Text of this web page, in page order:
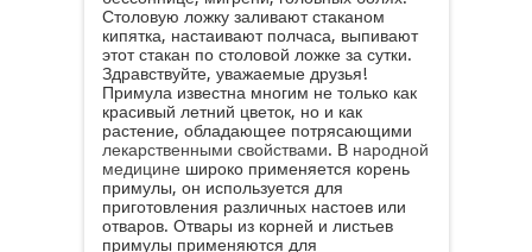
Столовую ложку заливают стаканом
кипятка, настаивают полчаса, выпивают
этот стакан по столовой ложке за сутки.
Здравствуйте, уважаемые друзья!
Примула известна многим не только как
красивый летний цветок, но и как
растение, обладающее потрясающими
лекарственными свойствами. В народной
медицине широко применяется корень
примулы, он используется для
приготовления различных настоев или
отваров. Отвары из корней и листьев
примулы применяются для